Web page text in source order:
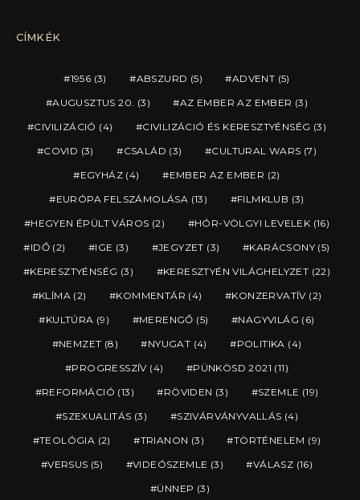
CÍMKÉK
1956 (3) ABSZURD (5) ADVENT (5)
AUGUSZTUS 20. (3) AZ EMBER AZ EMBER (3)
CIVILIZÁCIÓ (4) CIVILIZÁCIÓ ÉS KERESZTYÉNSÉG (3)
COVID (3) CSALÁD (3) CULTURAL WARS (7)
EGYHÁZ (4) EMBER AZ EMBER (2)
EURÓPA FELSZÁMOLÁSA (13) FILMKLUB (3)
HEGYEN ÉPÜLT VÁROS (2) HÓR-VÖLGYI LEVELEK (16)
IDŐ (2) IGE (3) JEGYZET (3) KARÁCSONY(5)
KERESZTYÉNSÉG (3) KERESZTYÉN VILÁGHELYZET (22)
KLÍMA (2) KOMMENTÁR (4) KONZERVATÍV(2)
KULTÚRA (9) MERENGŐ (5) NAGYVILÁG (6)
NEMZET (8) NYUGAT (4) POLITIKA (4)
PROGRESSZÍV(4) PÜNKÖSD 2021 (11)
REFORMÁCIÓ (13) RÖVIDEN (3) SZEMLE (19)
SZEXUALITÁS (3) SZIVÁRVÁNYVALLÁS (4)
TEOLÓGIA (2) TRIANON (3) TÖRTÉNELEM (9)
VERSUS (5) VIDEÓSZEMLE (3) VÁLASZ (16)
ÜNNEP (3)